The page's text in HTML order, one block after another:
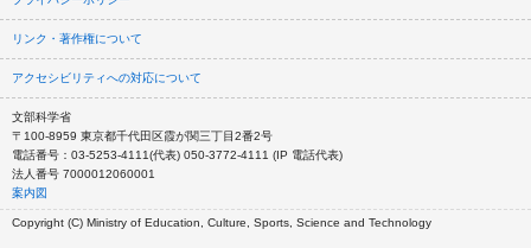
リンク・著作権について
アクセシビリティへの対応について
文部科学省
〒100-8959 東京都千代田区霞が関三丁目2番2号
電話番号：03-5253-4111(代表) 050-3772-4111 (IP 電話代表)
法人番号 7000012060001
案内図
Copyright (C) Ministry of Education, Culture, Sports, Science and Technology